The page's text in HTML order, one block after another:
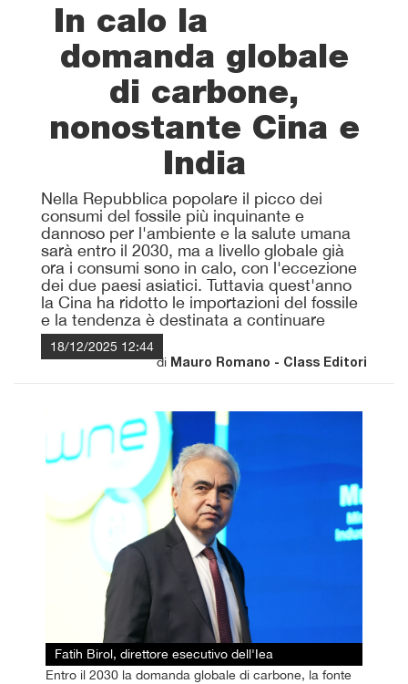
In calo la
domanda globale
di carbone,
nonostante Cina e
India
Nella Repubblica popolare il picco dei
consumi del fossile più inquinante e
dannoso per l'ambiente e la salute umana
sarà entro il 2030, ma a livello globale già
ora i consumi sono in calo, con l'eccezione
dei due paesi asiatici. Tuttavia quest'anno
la Cina ha ridotto le importazioni del fossile
e la tendenza è destinata a continuare
18/12/2025 12:44
di Mauro Romano - Class Editori
Fatih Birol, direttore esecutivo dell'Iea
Entro il 2030 la domanda globale di carbone, la fonte